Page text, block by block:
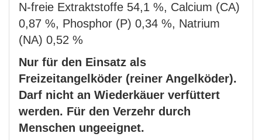
N-freie Extraktstoffe 54,1 %, Calcium (CA)
0,87 %, Phosphor (P) 0,34 %, Natrium
(NA) 0,52 %
Nur für den Einsatz als
Freizeitangelköder (reiner Angelköder).
Darf nicht an Wiederkäuer verfüttert
werden. Für den Verzehr durch
Menschen ungeeignet.